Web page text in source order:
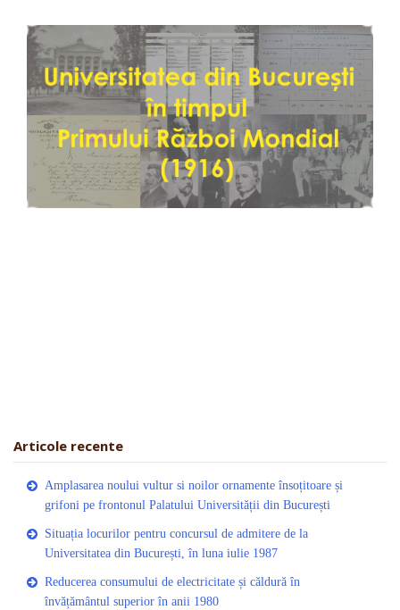
Articole recente
Amplasarea noului vultur si noilor ornamente însoțitoare și
grifoni pe frontonul Palatului Universității din București
Situația locurilor pentru concursul de admitere de la
Universitatea din București, în luna iulie 1987
Reducerea consumului de electricitate și căldură în
învățământul superior în anii 1980